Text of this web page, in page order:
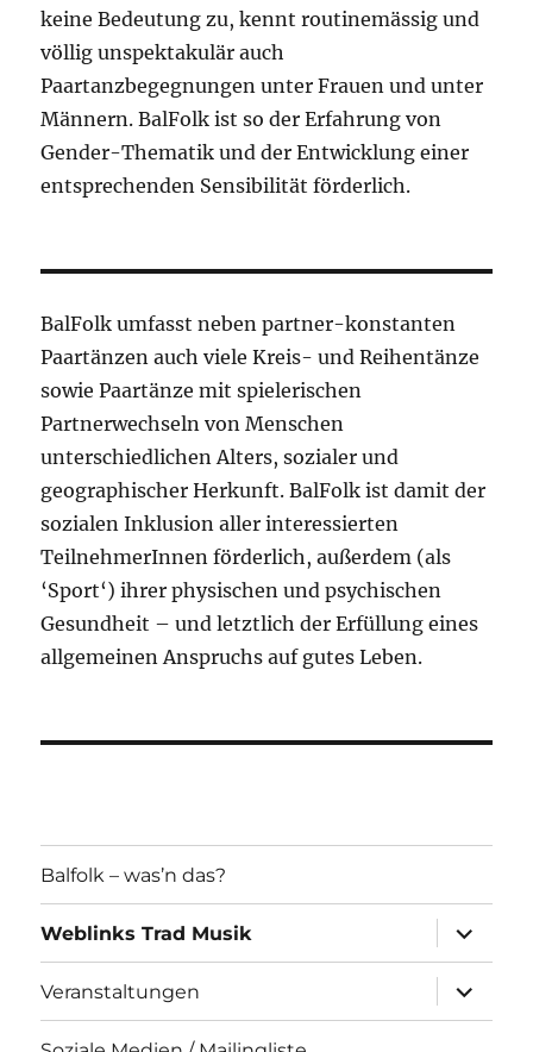
keine Bedeutung zu, kennt routinemässig und
völlig unspektakulär auch
Paartanzbegegnungen unter Frauen und unter
Männern. BalFolk ist so der Erfahrung von
Gender-Thematik und der Entwicklung einer
entsprechenden Sensibilität förderlich.
BalFolk umfasst neben partner-konstanten
Paartänzen auch viele Kreis- und Reihentänze
sowie Paartänze mit spielerischen
Partnerwechseln von Menschen
unterschiedlichen Alters, sozialer und
geographischer Herkunft. BalFolk ist damit der
sozialen Inklusion aller interessierten
TeilnehmerInnen förderlich, außerdem (als
‘Sport‘) ihrer physischen und psychischen
Gesundheit – und letztlich der Erfüllung eines
allgemeinen Anspruchs auf gutes Leben.
Balfolk – was’n das?
Weblinks Trad Musik
öffnen
Veranstaltungen
öffnen